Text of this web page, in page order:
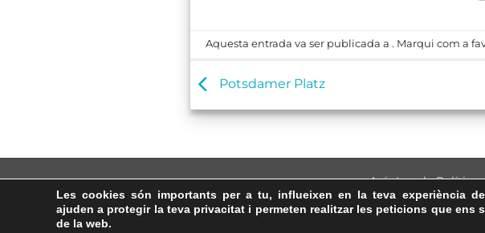
Aquesta entrada va ser publicada a . Marqui com a
Potsdamer Platz
Avís Legal·Política
Les cookies són importants per a tu, influeixen en la teva experiència
ajuden a protegir la teva privacitat i permeten realitzar les peticions que ens
de la web.